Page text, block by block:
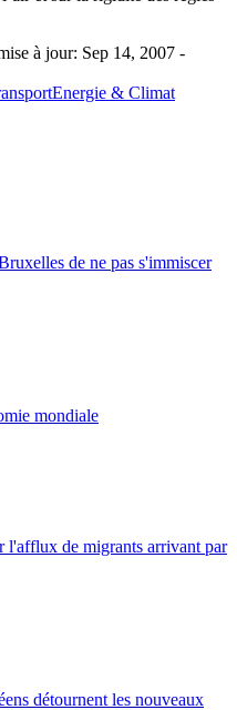
à jour: Sep 14, 2007 -
Energie & Climat
de ne pas s'immiscer
mondiale
l'afflux de migrants arrivant par
détournent les nouveaux